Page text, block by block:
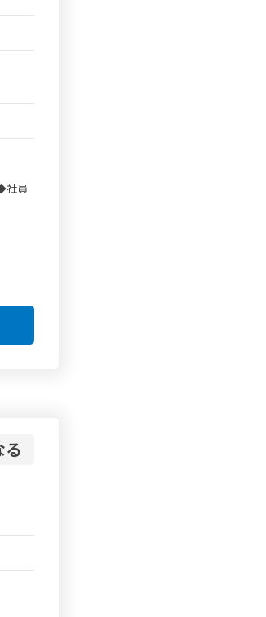
社員
る